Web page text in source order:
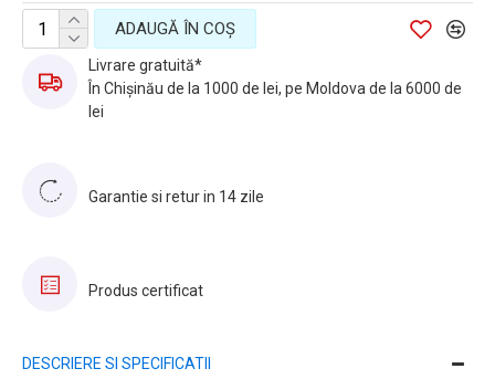
ADAUGĂ ÎN COŞ
Livrare gratuită*
În Chișinău de la 1000 de lei, pe Moldova de la 6000 de
lei
Garantie si retur in 14 zile
Produs certificat
DESCRIERE SI SPECIFICATII